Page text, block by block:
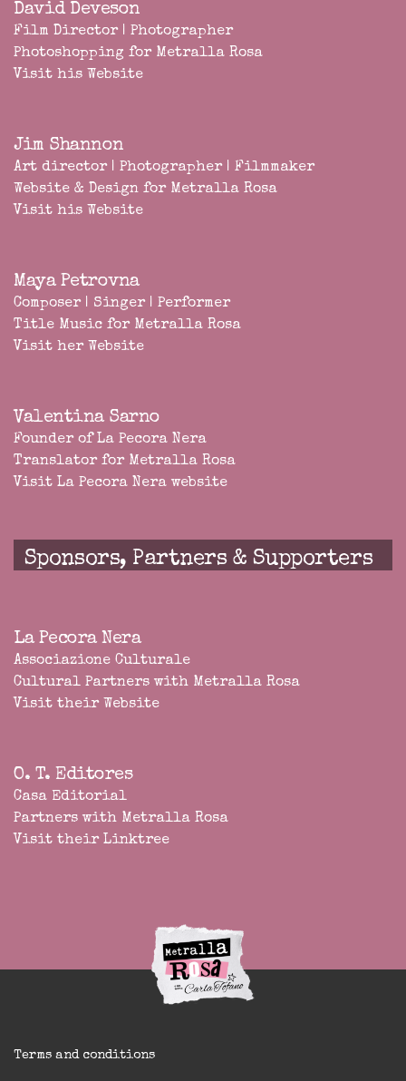
David Deveson
Film Director | Photographer
Photoshopping for Metralla Rosa
Visit his Website
Jim Shannon
Art director | Photographer | Filmmaker
Website & Design for Metralla Rosa
Visit his Website
Maya Petrovna
Composer | Singer | Performer
Title Music for Metralla Rosa
Visit her Website
Valentina Sarno
Founder ofLa Pecora Nera
Translator for Metralla Rosa
Visit La Pecora Nera website
Sponsors, Partners & Supporters
La Pecora Nera
Associazione Culturale
Cultural Partners with Metralla Rosa
Visit their Website
O. T. Editores
Casa Editorial
Partners with Metralla Rosa
Visit their Linktree
Terms and conditions